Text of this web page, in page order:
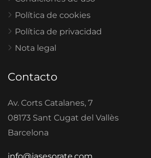
Política de cookies
Política de privacidad
Nota legal
Contacto
Av. Corts Catalanes, 7
08173 Sant Cugat del Vallès
Barcelona
info@iasesorate.com